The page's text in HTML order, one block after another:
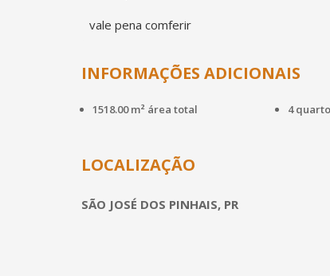
vale pena comferir
INFORMAÇÕES ADICIONAIS
1518.00 m² área total 4
LOCALIZAÇÃO
SÃO JOSÉ DOS PINHAIS, PR